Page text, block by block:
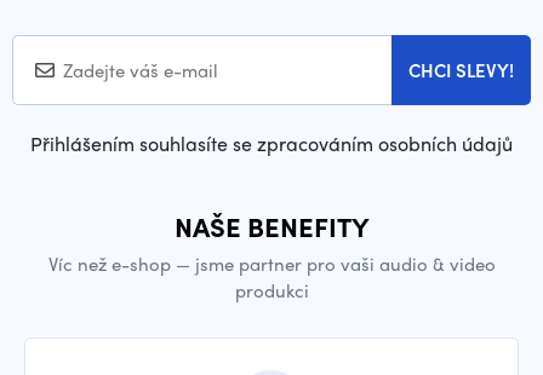
CHCI SLEVY!
Přihlášením souhlasíte se zpracováním osobních údajů
NAŠE BENEFITY
Víc než e-shop — jsme partner pro vaši audio & video
produkci